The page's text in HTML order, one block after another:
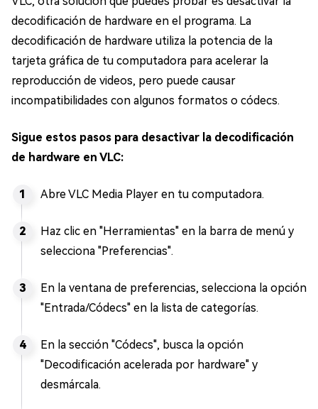
decodificación de hardware en el programa. La
decodificación de hardware utiliza la potencia de la
tarjeta gráfica de tu computadora para acelerar la
reproducción de videos, pero puede causar
incompatibilidades con algunos formatos o códecs.
Sigue estos pasos para desactivar la decodificación
de hardware en VLC:
Abre VLC Media Player en tu computadora.
Haz clic en "Herramientas" en la barra de menú y
selecciona "Preferencias".
En la ventana de preferencias, selecciona la opción
"Entrada/Códecs" en la lista de categorías.
En la sección "Códecs", busca la opción
"Decodificación acelerada por hardware" y
desmárcala.